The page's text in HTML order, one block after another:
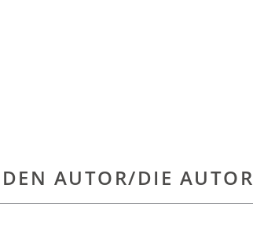
AUTOR/DIE